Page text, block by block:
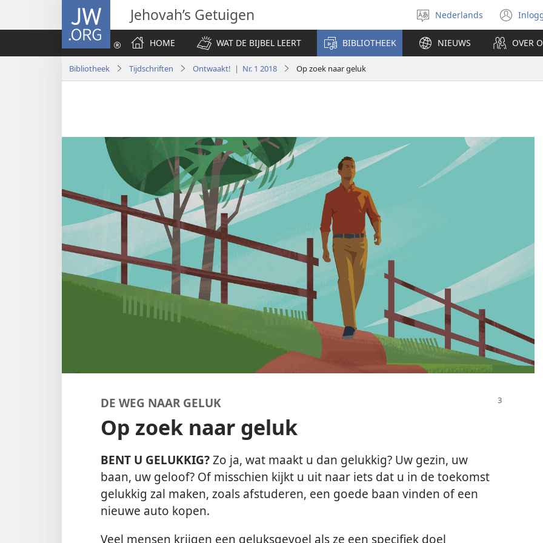
JW.ORG Jehovah’s Getuigen
Taal
selecteren
Nederlands
HOME
WAT DE BIJBEL LEERT BIBLIOTHEEK NIEUWS OVER
Bibliotheek Tijdschriften Ontwaakt! | Nr. 1 2018 Op zoek naar geluk
DE WEG NAAR GELUK
Op zoek naar geluk
BENT U GELUKKIG?Zo ja, wat maakt u dan gelukkig? Uw gezin, uw
baan, uw geloof? Of misschien kijkt u uit naar iets dat u in de toekomst
gelukkig zal maken, zoals afstuderen, een goede baan vinden of een
nieuwe auto kopen.
Veel mensen krijgen een geluksgevoel als ze een specifiek doel